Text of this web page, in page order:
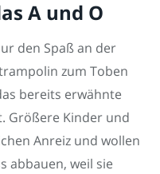
A und O
den Spaß an der
zum Toben
bereits erwähnte
Größere Kinder und
Anreiz und wollen
abbauen, weil sie